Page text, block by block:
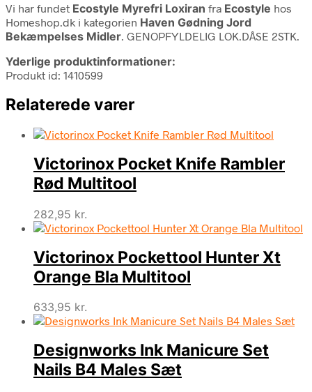
Vi har fundet Ecostyle Myrefri Loxiran fra Ecostyle hos
Homeshop.dk i kategorien Haven Gødning Jord
Bekæmpelses Midler. GENOPFYLDELIG LOK.DÅSE 2STK.
Yderlige produktinformationer:
Produkt id: 1410599
Relaterede varer
Victorinox Pocket Knife Rambler
Rød Multitool
282,95 kr.
Victorinox Pockettool Hunter Xt
Orange Bla Multitool
633,95 kr.
Designworks Ink Manicure Set
Nails B4 Males Sæt